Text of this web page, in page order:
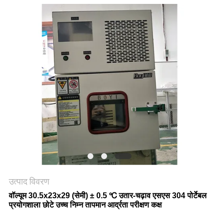
गोपनीयता
उत्पाद विवरण
वॉल्यूम 30.5x23x29 (सेमी) ± 0.5 ℃ उतार-चढ़ाव एसएस 304 पोर्टेबल
प्रयोगशाला छोटे उच्च निम्न तापमान आर्द्रता परीक्षण कक्ष